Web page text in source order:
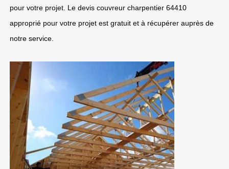
pour votre projet. Le devis couvreur charpentier 64410
approprié pour votre projet est gratuit et à récupérer auprès de
notre service.